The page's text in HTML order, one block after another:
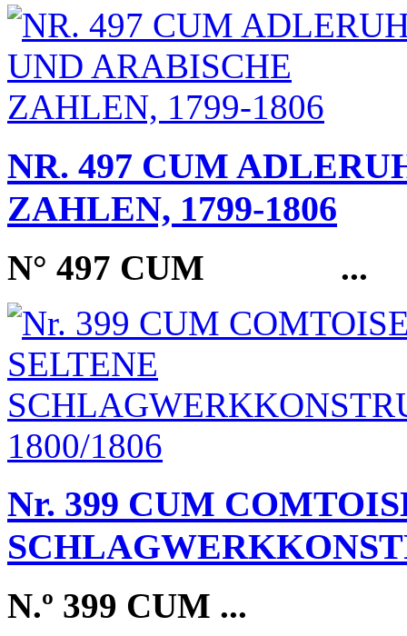
NR. 497 CUM
ZAHLEN, 1799-1806
N° 497 CUM ...
Nr. 399 CUM
N.º 399 CUM ...